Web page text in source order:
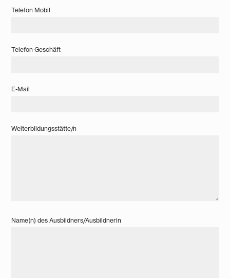
Telefon Mobil
Telefon Geschäft
E-Mail
Weiterbildungsstätte/n
Name(n) des Ausbildners/Ausbildnerin